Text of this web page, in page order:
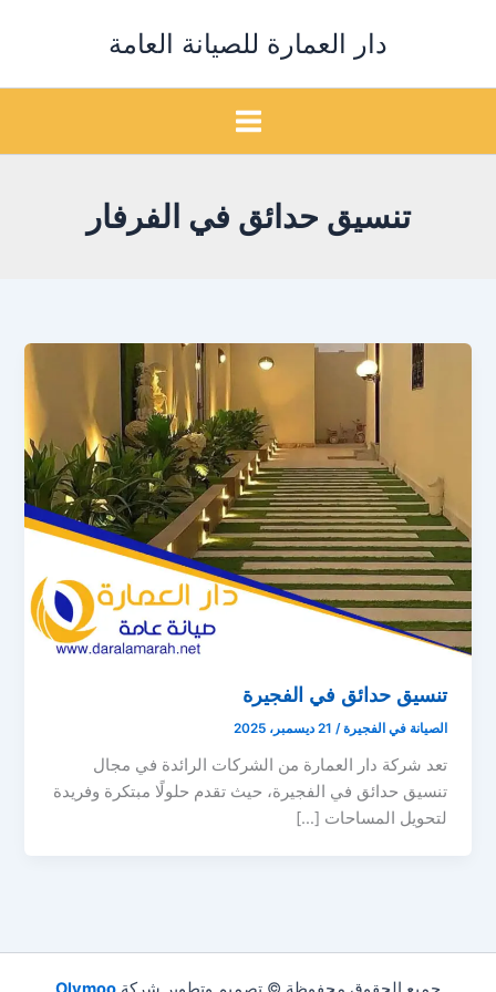
دار العمارة للصيانة العامة
تنسيق حدائق في الفرفار
تنسيق حدائق في الفجيرة
الصيانة في الفجيرة/ 21 ديسمبر، 2025
تعد شركة دار العمارة من الشركات الرائدة في مجال
تنسيق حدائق في الفجيرة، حيث تقدم حلولًا مبتكرة وفريدة
لتحويل المساحات […]